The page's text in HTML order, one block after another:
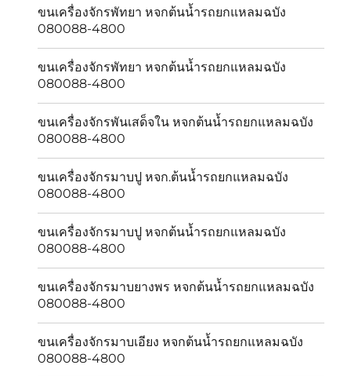
ขนเครื่องจักรพัทยา หจกต้นน้ำรถยกแหลมฉบัง
080088-4800
ขนเครื่องจักรพัทยา หจกต้นน้ำรถยกแหลมฉบัง
080088-4800
ขนเครื่องจักรพันเสด็จใน หจกต้นน้ำรถยกแหลมฉบัง
080088-4800
ขนเครื่องจักรมาบปู หจก.ต้นน้ำรถยกแหลมฉบัง
080088-4800
ขนเครื่องจักรมาบปู หจกต้นน้ำรถยกแหลมฉบัง
080088-4800
ขนเครื่องจักรมาบยางพร หจกต้นน้ำรถยกแหลมฉบัง
080088-4800
ขนเครื่องจักรมาบเอียง หจกต้นน้ำรถยกแหลมฉบัง
080088-4800